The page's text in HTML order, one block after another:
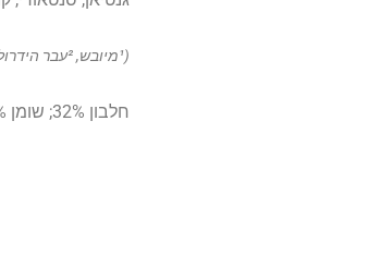
(¹מיובש, ²עבר הידרוליזה)
חלבון 32%; שומן 8%; אפר גולמי 6.9%; סיבים תזונתיים 7%; לחות 10%; עמילן 27%; סך סוכרים 2.1%.